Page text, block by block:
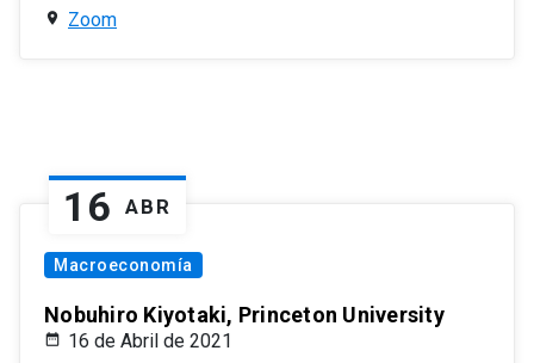
Zoom
16 ABR
Macroeconomía
Nobuhiro Kiyotaki, Princeton University
16 de Abril de 2021